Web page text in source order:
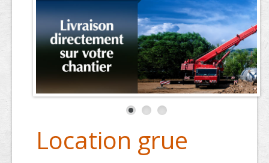
Location grue